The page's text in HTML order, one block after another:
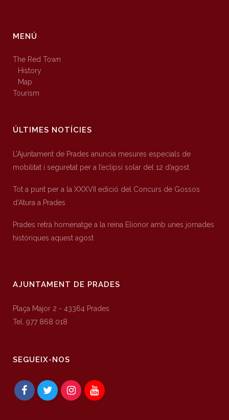
MENÚ
The Red Town
History
Map
Tourism
ÚLTIMES NOTÍCIES
L’Ajuntament de Prades anuncia mesures especials de
mobilitat i seguretat per a l’eclipsi solar del 12 d’agost
Tot a punt per a la XXXVII edició del Concurs de Gossos
d’Atura a Prades
Prades retrà homenatge a la reina Elionor amb unes jornades
històriques aquest agost
AJUNTAMENT DE PRADES
Plaça Major 2 - 43364 Prades
Tel. 977 868 018
SEGUEIX-NOS